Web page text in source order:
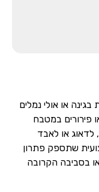
או אולי נמלים
פירורים במטבח
או לאבד
שתספק פתרון
בסביבה הקרובה